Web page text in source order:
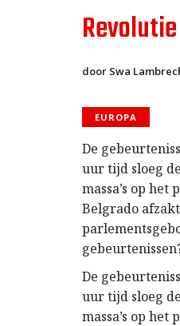
door Swa
EUROPA
De
uur tijd sloeg
massa’s op
Belgrado
De
uur tijd sloeg
massa’s op